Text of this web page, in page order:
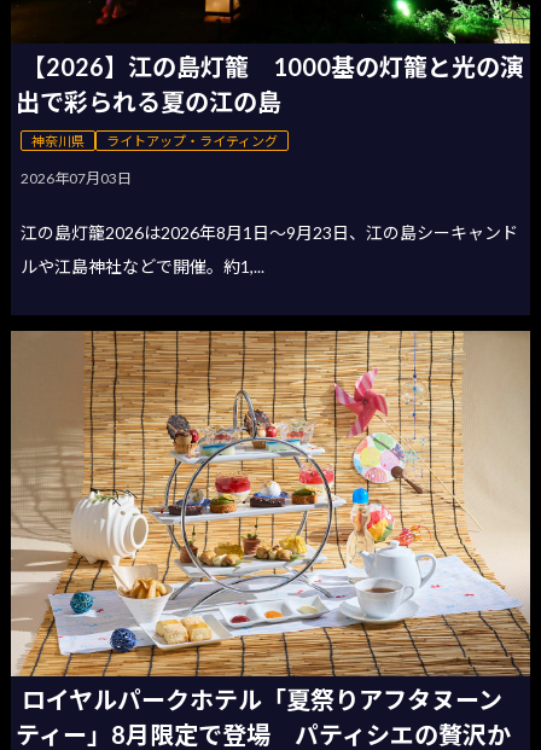
【2026】江の島灯籠 1000基の灯籠と光の演
出で彩られる夏の江の島
神奈川県 ライトアップ・ライティング
2026年07月03日
江の島灯籠2026は2026年8月1日〜9月23日、江の島シーキャンド
ルや江島神社などで開催。約1,...
ロイヤルパークホテル「夏祭りアフタヌーン
ティー」8月限定で登場 パティシエの贅沢か